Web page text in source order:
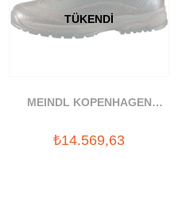
TÜKENDI
MEINDL KOPENHAGEN
₺14.569,63